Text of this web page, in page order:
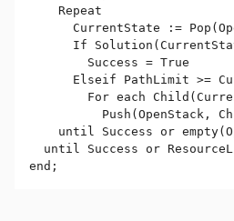
    Repeat
CurrentState :=
If
        Success = True
Elseif PathLimit >=
For each
Push(OpenStack,
until Success or
until Success or
end;